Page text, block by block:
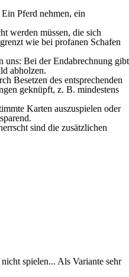
Pferd nehmen, ein
werden müssen, die sich
wie bei profanen Schafen
uns: Bei der Endabrechnung gibt
abholzen.
Besetzen des entsprechenden
geknüpft, z. B. mindestens
Karten auszuspielen oder
sind die zusätzlichen
spielen... Als Variante sehr